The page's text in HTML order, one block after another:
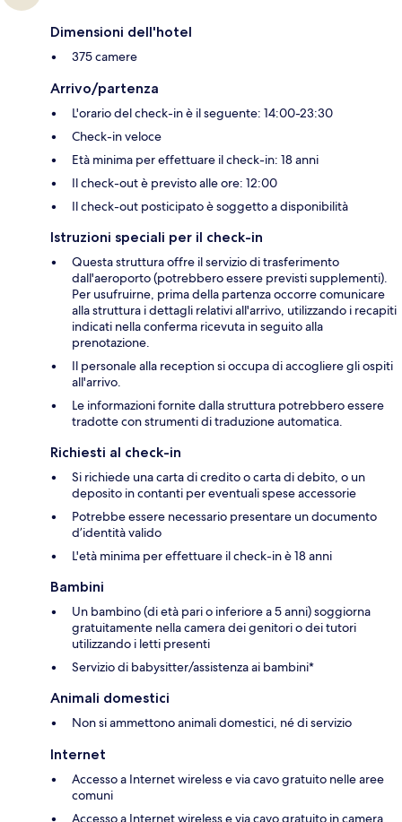
Dimensioni dell'hotel
375 camere
Arrivo/partenza
L'orario del check-in è il seguente: 14:00-23:30
Check-in veloce
Età minima per effettuare il check-in: 18 anni
Il check-out è previsto alle ore: 12:00
Il check-out posticipato è soggetto a disponibilità
Istruzioni speciali per il check-in
Questa struttura offre il servizio di trasferimento
dall'aeroporto (potrebbero essere previsti supplementi).
Per usufruirne, prima della partenza occorre comunicare
alla struttura i dettagli relativi all'arrivo, utilizzando i recapiti
indicati nella conferma ricevuta in seguito alla
prenotazione.
Il personale alla reception si occupa di accogliere gli ospiti
all'arrivo.
Le informazioni fornite dalla struttura potrebbero essere
tradotte con strumenti di traduzione automatica.
Richiesti al check-in
Si richiede una carta di credito o carta di debito, o un
deposito in contanti per eventuali spese accessorie
Potrebbe essere necessario presentare un documento
d’identità valido
L'età minima per effettuare il check-in è 18 anni
Bambini
Un bambino (di età pari o inferiore a 5 anni) soggiorna
gratuitamente nella camera dei genitori o dei tutori
utilizzando i letti presenti
Servizio di babysitter/assistenza ai bambini*
Animali domestici
Non si ammettono animali domestici, né di servizio
Internet
Accesso a Internet wireless e via cavo gratuito nelle aree
comuni
Accesso a Internet wireless e via cavo gratuito in camera